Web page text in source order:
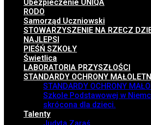
Ubezpieczenie UNIQA
RODO
Samorząd Uczniowski
STOWARZYSZENIE NA RZECZ
NAJLEPSI
PIEŚŃ SZKOŁY
Świetlica
LABORATORIA PRZYSZŁOŚCI
STANDARDY OCHRONY
STANDARDY OCHRONY
Szkole Podstawowej w
skrócona dla dzieci.
Talenty